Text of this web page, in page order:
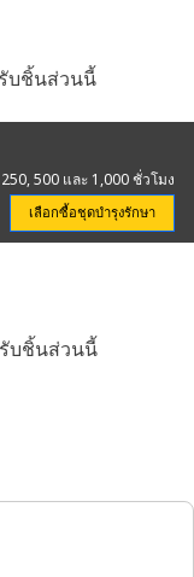
บชิ้นส่วนนี้
500 และ 1,000 ชั่วโมง
เลือกซื้อชุดบำรุงรักษา
บชิ้นส่วนนี้